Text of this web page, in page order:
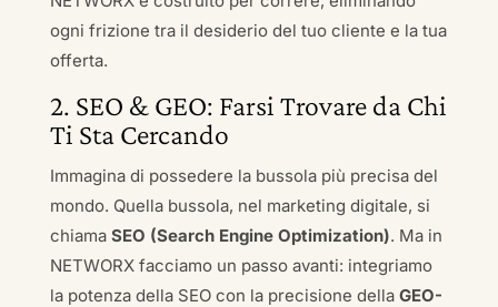
ogni frizione tra il desiderio del tuo cliente e la tua
offerta.
2. SEO & GEO: Farsi Trovare da Chi
Ti Sta Cercando
Immagina di possedere la bussola più precisa del
mondo. Quella bussola, nel marketing digitale, si
chiama SEO (Search Engine Optimization). Ma in
NETWORX facciamo un passo avanti: integriamo
la potenza della SEO con la precisione della GEO-